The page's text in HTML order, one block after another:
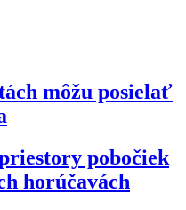
môžu posielať
pobočiek
horúčavách